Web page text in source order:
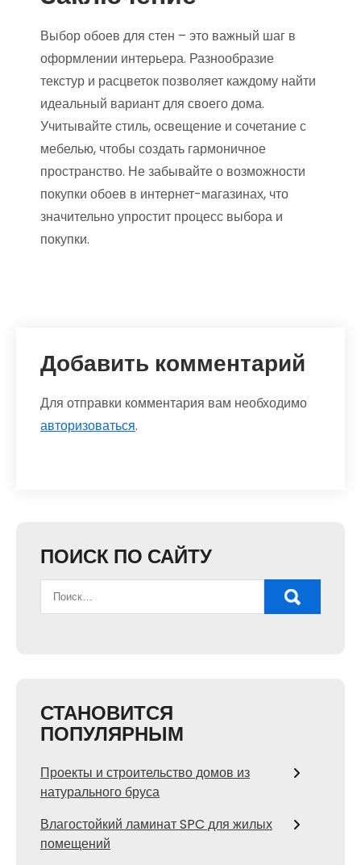
Выбор обоев для стен – это важный шаг в
оформлении интерьера. Разнообразие
текстур и расцветок позволяет каждому найти
идеальный вариант для своего дома.
Учитывайте стиль, освещение и сочетание с
мебелью, чтобы создать гармоничное
пространство. Не забывайте о возможности
покупки обоев в интернет-магазинах, что
значительно упростит процесс выбора и
покупки.
Добавить комментарий
Для отправки комментария вам необходимо
авторизоваться.
ПОИСК ПО САЙТУ
СТАНОВИТСЯ
ПОПУЛЯРНЫМ
Проекты и строительство домов из
натурального бруса
Влагостойкий ламинат SPC для жилых
помещений